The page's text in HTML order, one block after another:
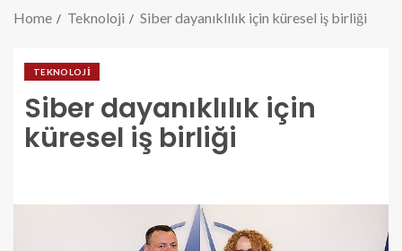
Home Teknoloji Siber dayanıklılık için küresel iş birliği
TEKNOLOJI
Siber dayanıklılık için
küresel iş birliği